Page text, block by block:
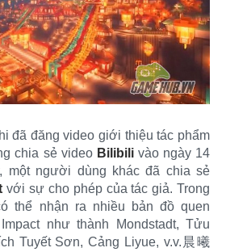
đã đăng video giới thiệu tác phẩm
chia sẻ video Bilibilivào ngày 14
một người dùng khác đã chia sẻ
với sự cho phép của tác giả. Trong
thể nhận ra nhiều bản đồ quen
như thành Mondstadt, Tửu
Tuyết Sơn, Cảng Liyue, v.v.晨曦